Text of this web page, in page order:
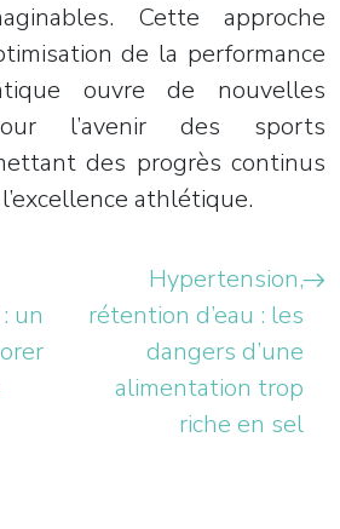
Cette approche
de la performance
ouvre de nouvelles
l’avenir des sports
des progrès continus
athlétique.
un
Hypertension,
rétention d’eau : les
dangers d’une
alimentation trop
riche en sel